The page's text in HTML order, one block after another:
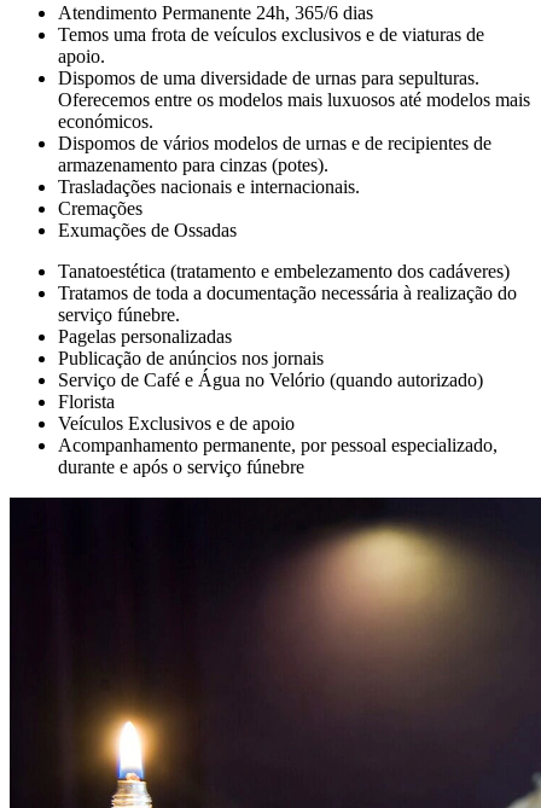
Atendimento Permanente 24h, 365/6 dias
Temos uma frota de veículos exclusivos e de viaturas de
apoio.
Dispomos de uma diversidade de urnas para sepulturas.
Oferecemos entre os modelos mais luxuosos até modelos mais
económicos.
Dispomos de vários modelos de urnas e de recipientes de
armazenamento para cinzas (potes).
Trasladações nacionais e internacionais.
Cremações
Exumações de Ossadas
Tanatoestética (tratamento e embelezamento dos cadáveres)
Tratamos de toda a documentação necessária à realização do
serviço fúnebre.
Pagelas personalizadas
Publicação de anúncios nos jornais
Serviço de Café e Água no Velório (quando autorizado)
Florista
Veículos Exclusivos e de apoio
Acompanhamento permanente, por pessoal especializado,
durante e após o serviço fúnebre